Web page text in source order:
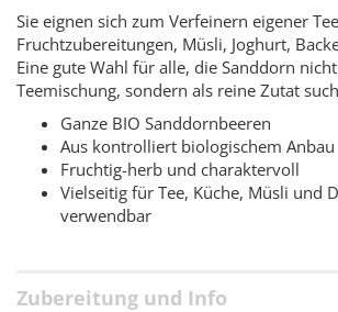
Sie eignen sich zum Verfeinern eigener
Fruchtzubereitungen, Müsli, Joghurt,
Eine gute Wahl für alle, die Sanddorn
Teemischung, sondern als reine Zutat
Ganze BIO Sanddornbeeren
Aus kontrolliert biologischem Anbau
Fruchtig-herb und charaktervoll
Vielseitig für Tee, Küche, Müsli und
verwendbar
Zubereitung und Info